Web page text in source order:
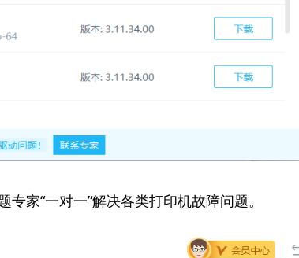
专家“一对一”解决各类打印机故障问题。